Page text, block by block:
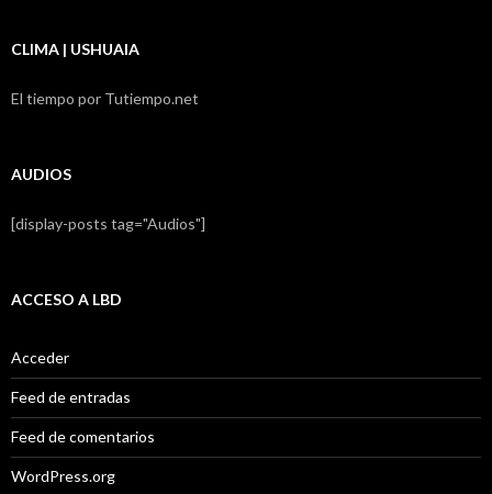
CLIMA | USHUAIA
El tiempo por Tutiempo.net
AUDIOS
[display-posts tag="Audios"]
ACCESO A LBD
Acceder
Feed de entradas
Feed de comentarios
WordPress.org